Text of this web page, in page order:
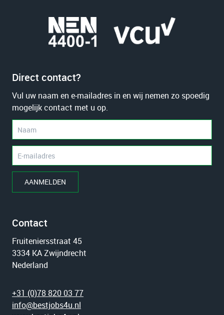
Direct contact?
Vul uw naam en e-mailadres in en wij nemen zo spoedig
mogelijk contact met u op.
AANMELDEN
Contact
Fruiteniersstraat 45
3334 KA Zwijndrecht
Nederland
+31 (0)78 820 03 77
info@bestjobs4u.nl